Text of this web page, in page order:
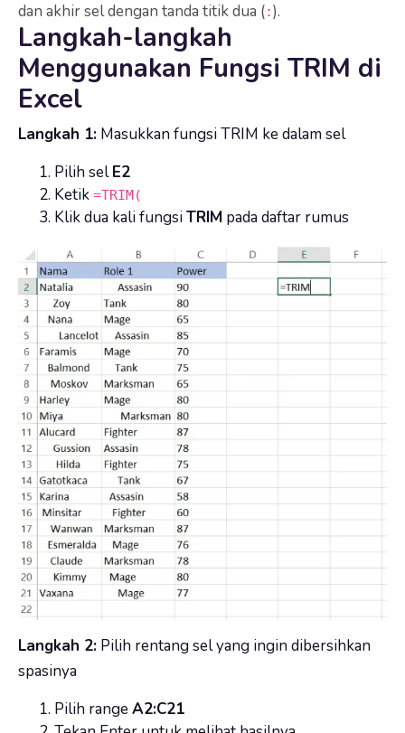
dan akhir sel dengan tanda titik dua (:).
Langkah-langkah
Menggunakan Fungsi TRIM di
Excel
Langkah 1: Masukkan fungsi TRIM ke dalam sel
Pilih selE2
Ketik =TRIM(
Klik dua kali fungsiTRIM pada daftar rumus
Langkah 2: Pilih rentang sel yang ingin dibersihkan
spasinya
Pilih rangeA2:C21